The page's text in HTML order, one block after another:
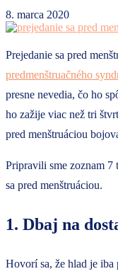
8. marca 2020
Prejedanie sa pred
predmenštruačného
presne nevedia, čo ho
ho zažije viac než tri
pred menštruáciou
Pripravili sme zoznam 7
sa pred menštruáciou.
1. Dbaj na
Hovorí sa, že hlad je iba